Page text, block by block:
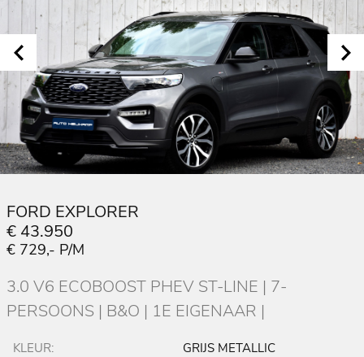
FORD EXPLORER
€ 43.950
€ 729,- P/M
3.0 V6 ECOBOOST PHEV ST-LINE | 7-
PERSOONS | B&O | 1E EIGENAAR |
KLEUR:
GRIJS METALLIC